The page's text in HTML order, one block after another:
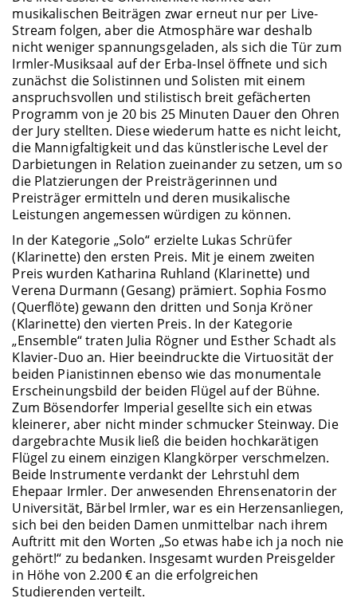
musikalischen Beiträgen zwar erneut nur per Live-
Stream folgen, aber die Atmosphäre war deshalb
nicht weniger spannungsgeladen, als sich die Tür zum
Irmler-Musiksaal auf der Erba-Insel öffnete und sich
zunächst die Solistinnen und Solisten mit einem
anspruchsvollen und stilistisch breit gefächerten
Programm von je 20 bis 25 Minuten Dauer den Ohren
der Jury stellten. Diese wiederum hatte es nicht leicht,
die Mannigfaltigkeit und das künstlerische Level der
Darbietungen in Relation zueinander zu setzen, um so
die Platzierungen der Preisträgerinnen und
Preisträger ermitteln und deren musikalische
Leistungen angemessen würdigen zu können.
In der Kategorie „Solo“ erzielte Lukas Schrüfer
(Klarinette) den ersten Preis. Mit je einem zweiten
Preis wurden Katharina Ruhland (Klarinette) und
Verena Durmann (Gesang) prämiert. Sophia Fosmo
(Querflöte) gewann den dritten und Sonja Kröner
(Klarinette) den vierten Preis. In der Kategorie
„Ensemble“ traten Julia Rögner und Esther Schadt als
Klavier-Duo an. Hier beeindruckte die Virtuosität der
beiden Pianistinnen ebenso wie das monumentale
Erscheinungsbild der beiden Flügel auf der Bühne.
Zum Bösendorfer Imperial gesellte sich ein etwas
kleinerer, aber nicht minder schmucker Steinway. Die
dargebrachte Musik ließ die beiden hochkarätigen
Flügel zu einem einzigen Klangkörper verschmelzen.
Beide Instrumente verdankt der Lehrstuhl dem
Ehepaar Irmler. Der anwesenden Ehrensenatorin der
Universität, Bärbel Irmler, war es ein Herzensanliegen,
sich bei den beiden Damen unmittelbar nach ihrem
Auftritt mit den Worten „So etwas habe ich ja noch nie
gehört!“ zu bedanken. Insgesamt wurden Preisgelder
in Höhe von 2.200 € an die erfolgreichen
Studierenden verteilt.